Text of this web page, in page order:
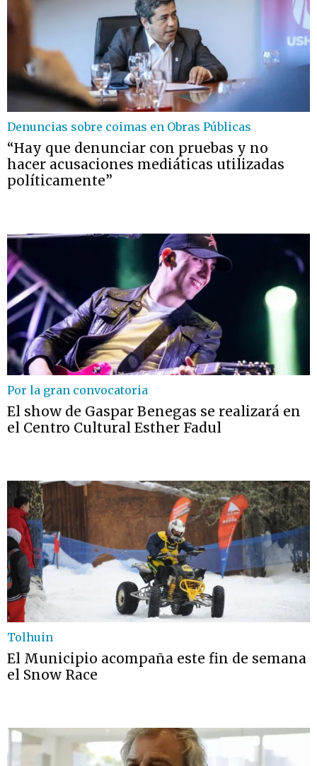
Denuncias sobre coimas en Obras Públicas
“Hay que denunciar con pruebas y no
hacer acusaciones mediáticas utilizadas
políticamente”
Por la gran convocatoria
El show de Gaspar Benegas se realizará en
el Centro Cultural Esther Fadul
Tolhuin
El Municipio acompaña este fin de semana
el Snow Race